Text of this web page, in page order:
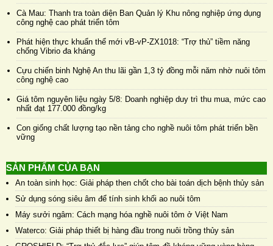
Cà Mau: Thanh tra toàn diện Ban Quản lý Khu nông nghiệp ứng dụng
công nghệ cao phát triển tôm
Phát hiện thực khuẩn thể mới vB-vP-ZX1018: “Trợ thủ” tiềm năng
chống Vibrio đa kháng
Cựu chiến binh Nghệ An thu lãi gần 1,3 tỷ đồng mỗi năm nhờ nuôi tôm
công nghệ cao
Giá tôm nguyên liệu ngày 5/8: Doanh nghiệp duy trì thu mua, mức cao
nhất đạt 177.000 đồng/kg
Con giống chất lượng tạo nền tảng cho nghề nuôi tôm phát triển bền
vững
SẢN PHẨM CỦA BẠN
An toàn sinh học: Giải pháp then chốt cho bài toán dịch bệnh thủy sản
Sử dụng sóng siêu âm để tính sinh khối ao nuôi tôm
Máy sưởi ngâm: Cách mạng hóa nghề nuôi tôm ở Việt Nam
Waterco: Giải pháp thiết bị hàng đầu trong nuôi trồng thủy sản